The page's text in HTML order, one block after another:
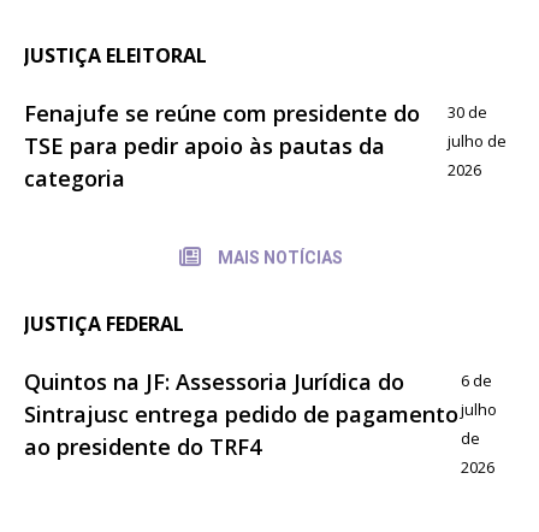
JUSTIÇA ELEITORAL
Fenajufe se reúne com presidente do
TSE para pedir apoio às pautas da
categoria
30 de
julho de
2026
MAIS NOTÍCIAS
JUSTIÇA FEDERAL
Quintos na JF: Assessoria Jurídica do
Sintrajusc entrega pedido de pagamento
ao presidente do TRF4
6 de
julho
de
2026